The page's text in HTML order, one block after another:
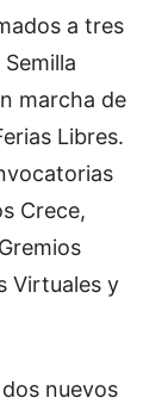
a tres
marcha de
Libres.
Crece,
Virtuales y
nuevos